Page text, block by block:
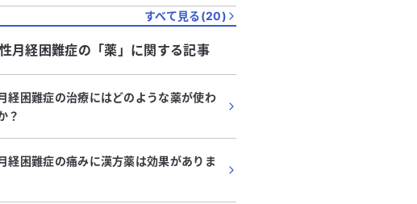
すべて見る(20)
月経困難症の「薬 」に関する記事
経困難症の治療にはどのような薬が使わ
？
経困難症の痛みに漢方薬は効果がありま